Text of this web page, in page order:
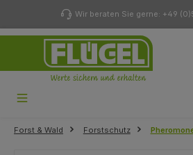
Zum Hauptinhalt springenWir beraten Sie gerne: +49
Forst & Wald Forstschutz